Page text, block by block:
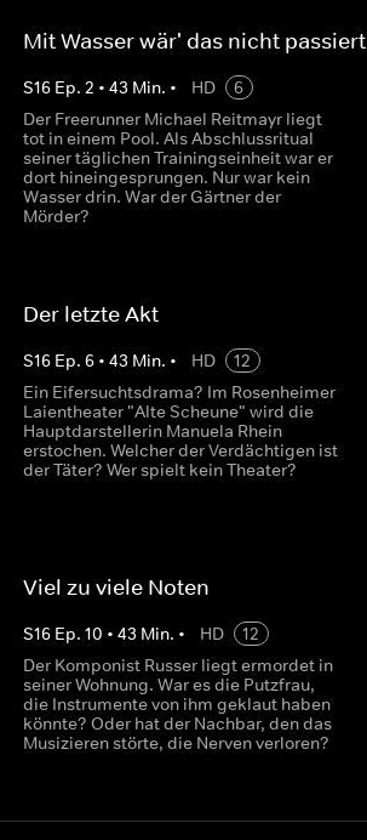
Mit Wasser wär' das nicht passiert
S16 Ep.2 •43 Min. • HD
6
Der Freerunner Michael Reitmayr liegt
tot in einem Pool. Als Abschlussritual
seiner täglichen Trainingseinheit war er
dort hineingesprungen. Nur war kein
Wasser drin. War der Gärtner der
Mörder?
Der letzte Akt
S16 Ep.6 •43 Min. • HD
12
Ein Eifersuchtsdrama? Im Rosenheimer
Laientheater "Alte Scheune" wird die
Hauptdarstellerin Manuela Rhein
erstochen. Welcher der Verdächtigen ist
der Täter? Wer spielt kein Theater?
Viel zu viele Noten
S16 Ep.10 •43 Min. • HD
12
Der Komponist Russer liegt ermordet in
seiner Wohnung. War es die Putzfrau,
die Instrumente von ihm geklaut haben
könnte? Oder hat der Nachbar, den das
Musizieren störte, die Nerven verloren?